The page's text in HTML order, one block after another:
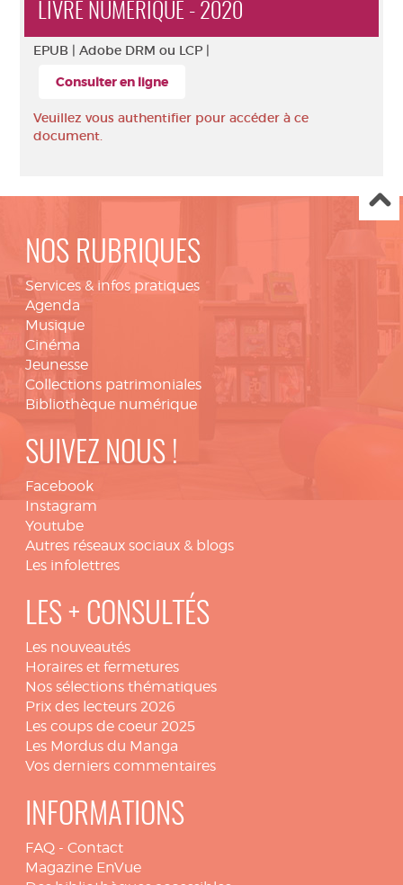
LIVRE NUMÉRIQUE - 2020
EPUB | Adobe DRM ou LCP |
Consulter en ligne
Veuillez vous authentifier pour accéder à ce
document.
NOS RUBRIQUES
Services & infos pratiques
Agenda
Musique
Cinéma
Jeunesse
Collections patrimoniales
Bibliothèque numérique
SUIVEZ NOUS !
Facebook
Instagram
Youtube
Autres réseaux sociaux & blogs
Les infolettres
LES + CONSULTÉS
Les nouveautés
Horaires et fermetures
Nos sélections thématiques
Prix des lecteurs 2026
Les coups de coeur 2025
Les Mordus du Manga
Vos derniers commentaires
INFORMATIONS
FAQ - Contact
Magazine EnVue